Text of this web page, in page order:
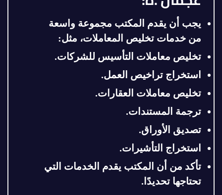
يجب أن يقدم المكتب مجموعة واسعة
من خدمات تخليص المعاملات، مثل:
تخليص معاملات التأسيس للشركات.
استخراج تراخيص العمل.
تخليص معاملات العقارات.
ترجمة المستندات.
تصديق الأوراق.
استخراج التأشيرات.
تأكد من أن المكتب يقدم الخدمات التي
تحتاجها تحديدًا.